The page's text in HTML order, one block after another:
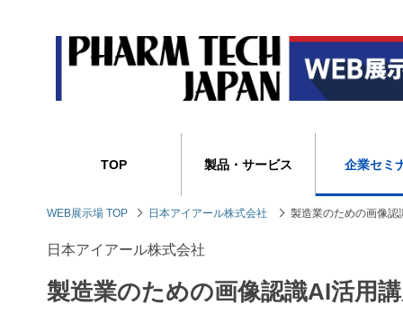
TOP 製品・サービス 企業セミ
WEB展示場 TOP 日本アイアール株式会社 製造業のための画像認
日本アイアール株式会社
製造業のための画像認識AI活用